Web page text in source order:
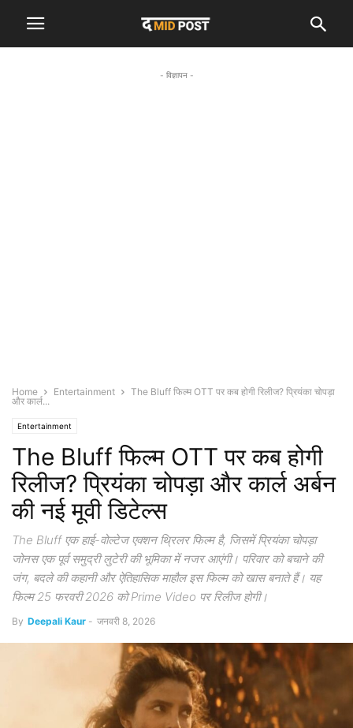
- विज्ञापन -
Home Entertainment
The Bluff फिल्म OTT पर कब होगी रिलीज? प्रियंका चोपड़ा
और कार्ल...
Entertainment
The Bluff फिल्म OTT पर कब होगी
रिलीज? प्रियंका चोपड़ा और कार्ल अर्बन
की नई मूवी डिटेल्स
The Bluff एक हाई-वोल्टेज एक्शन थ्रिलर फिल्म है, जिसमें प्रियंका चोपड़ा
जोनस एक पूर्व समुद्री लुटेरी की भूमिका में नजर आएंगी। परिवार को बचाने की
जंग, बदले की कहानी और ऐतिहासिक माहौल इस फिल्म को खास बनाते हैं। यह
फिल्म 25 फरवरी 2026 को Prime Video पर रिलीज होगी।
By Deepali Kaur - जनवरी 8, 2026